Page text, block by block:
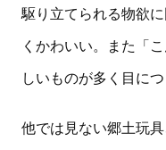
駆り立てられる物欲
くかわいい。また「
しいものが多く目につ
他では見ない郷土玩